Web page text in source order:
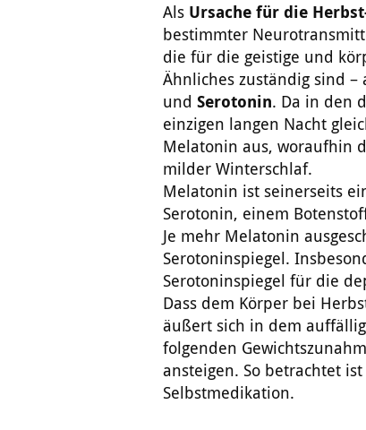
Als Ursache für die
bestimmter
die für die geistige und
Ähnliches zuständig sind
und Serotonin. Da in den
einzigen langen Nacht
Melatonin aus, woraufhin
milder Winterschlaf.
Melatonin ist seinerseits
Serotonin, einem
Je mehr Melatonin
Serotoninspiegel.
Serotoninspiegel für die
Dass dem Körper bei
äußert sich in dem
folgenden
ansteigen. So betrachtet
Selbstmedikation.